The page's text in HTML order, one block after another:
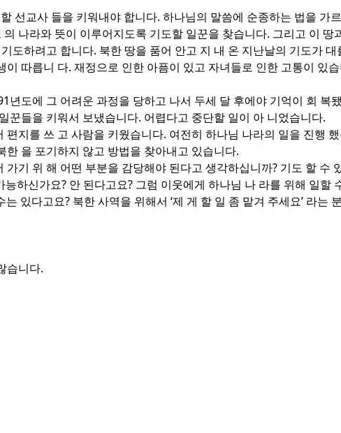
선교사 들을 키워내야 합니다. 하나님의 말씀에 순종하는 법을 가
나라와 뜻이 이루어지도록 기도할 일꾼을 찾습니다. 그리고 이
도하려고 합니다. 북한 땅을 품어 안고 지 내 온 지난날의 기도가
따릅니 다. 재정으로 인한 아픔이 있고 자녀들로 인한 고통이 있
년도에 그 어려운 과정을 당하고 나서 두세 달 후에야 기억이 회 복
꾼들을 키워서 보냈습니다. 어렵다고 중단할 일이 아 니었습니다.
지를 쓰 고 사람을 키웠습니다. 여전히 하나님 나라의 일을 진행
을 포기하지 않고 방법을 찾아내고 있습니다.
기 위 해 어떤 부분을 감당해야 된다고 생각하십니까? 기도 할 수
하신가요? 안 된다고요? 그럼 이웃에게 하나님 나 라를 위해 일
있다고요? 북한 사역을 위해서 ‘제 게 할 일 좀 맡겨 주세요’ 라는
습니다.